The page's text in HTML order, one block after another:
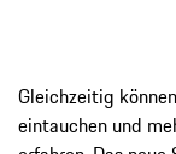
Gleichzeitig
eintauchen und